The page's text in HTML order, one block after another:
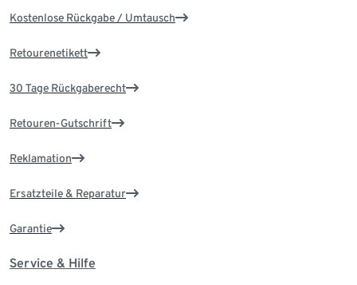
Kostenlose Rückgabe / Umtausch
Retourenetikett
30 Tage Rückgaberecht
Retouren-Gutschrift
Reklamation
Ersatzteile & Reparatur
Garantie
Service & Hilfe